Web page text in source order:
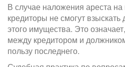
В случае наложения ареста
кредиторы не смогут взыскать
этого имущества. Это
между кредитором и
пользу последнего.